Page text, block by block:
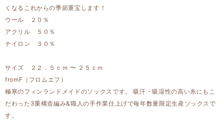
くなるこれからの季節重宝します！
ウール ２０％
アクリル ５０％
ナイロン ３０％
サイズ ２２．５ｃｍ 〜 ２５ｃｍ
fromF（フロムエフ）
極寒のフィンランドメイドのソックスです。 吸汗・吸湿性の高い糸にもこ
だわった3重構造編み&職人の手作業仕上げで毎年数量限定生産ソックスで
す。